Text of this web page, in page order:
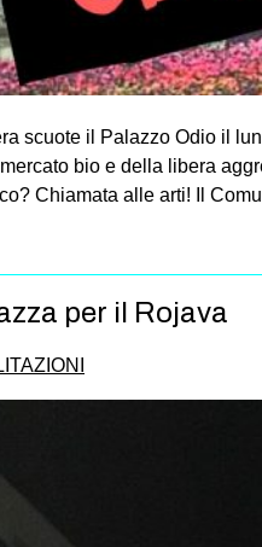
scuote il Palazzo Odio il
bio e della libera
Chiamata alle arti! Il
per il Rojava